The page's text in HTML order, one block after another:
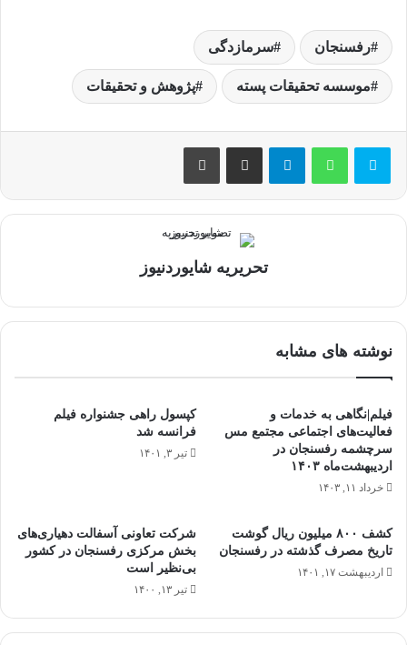
رفسنجان سرمازدگی
موسسه تحقیقات پسته پژوهش و تحقیقات
تلگرام اشتراک گذاری از طریق ایمیل چاپ
تحریریه شایوردنیوز
نوشته های مشابه
فیلم|نگاهی به خدمات و
فعالیت‌های اجتماعی مجتمع مس
سرچشمه رفسنجان در
اردیبهشت‌ماه ۱۴۰۳
خرداد ۱۱, ۱۴۰۳
کپسول راهی جشنواره فیلم
فرانسه شد
تیر ۳, ۱۴۰۱
کشف ۸۰۰ میلیون ریال گوشت
تاریخ مصرف گذشته در رفسنجان
اردیبهشت ۱۷, ۱۴۰۱
شرکت تعاونی آسفالت دهیاری‌های
بخش مرکزی رفسنجان در کشور
بی‌نظیر است
تیر ۱۳, ۱۴۰۰